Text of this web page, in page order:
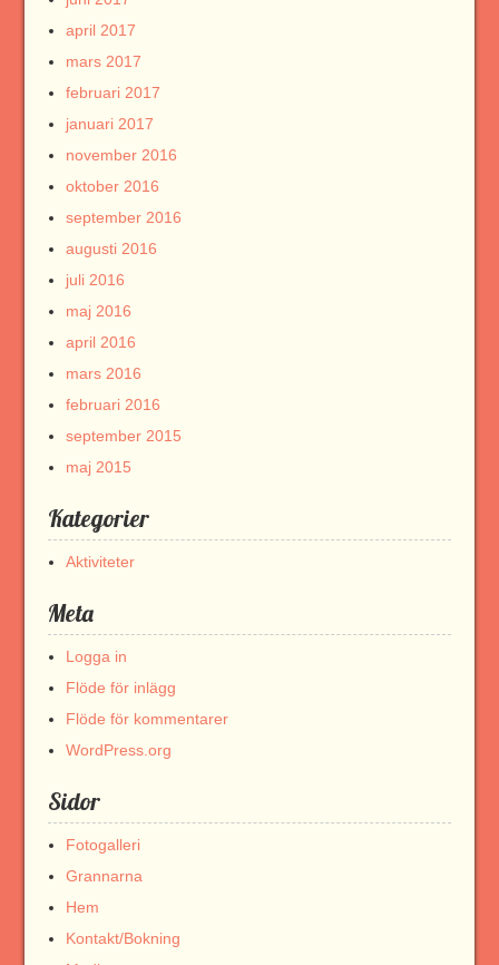
april 2017
mars 2017
februari 2017
januari 2017
november 2016
oktober 2016
september 2016
augusti 2016
juli 2016
maj 2016
april 2016
mars 2016
februari 2016
september 2015
maj 2015
Kategorier
Aktiviteter
Meta
Logga in
Flöde för inlägg
Flöde för kommentarer
WordPress.org
Sidor
Fotogalleri
Grannarna
Hem
Kontakt/Bokning